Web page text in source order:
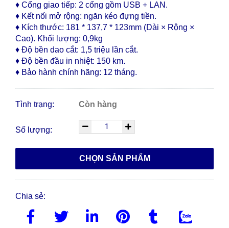
♦ Cổng giao tiếp: 2 cổng gồm USB + LAN.
♦ Kết nối mở rộng: ngăn kéo đựng tiền.
♦ Kích thước: 181 * 137,7 * 123mm (Dài × Rộng ×
Cao). Khối lượng: 0,9kg
♦ Độ bền dao cắt: 1,5 triệu lần cắt.
♦ Độ bền đầu in nhiệt: 150 km.
♦ Bảo hành chính hãng: 12 tháng.
Tình trạng: Còn hàng
Số lượng:
CHỌN SẢN PHẨM
Chia sẻ: